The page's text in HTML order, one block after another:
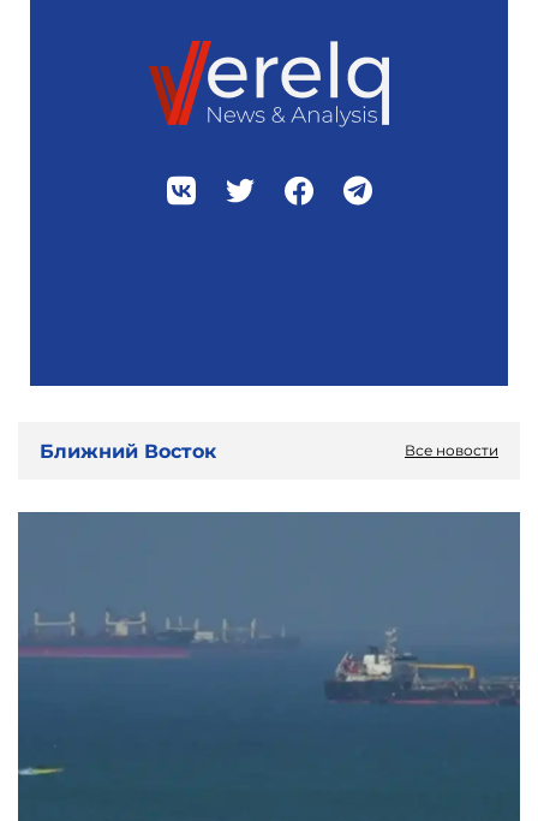
Ближний Восток Все новости